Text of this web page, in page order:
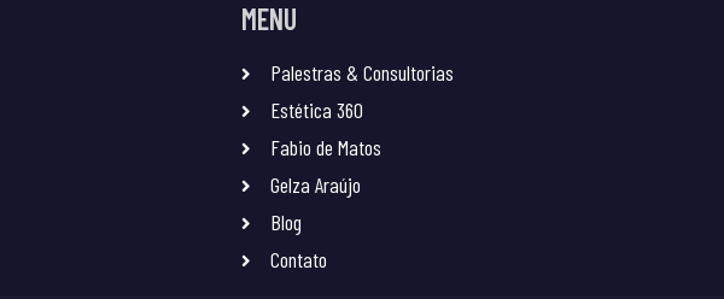
MENU
Palestras & Consultorias
Estética 360
Fabio de Matos
Gelza Araújo
Blog
Contato